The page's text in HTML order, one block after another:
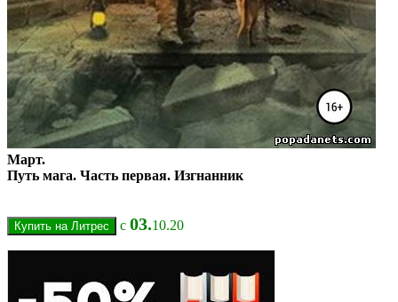
Март.
Путь мага. Часть первая. Изгнанник
с 03.10.20